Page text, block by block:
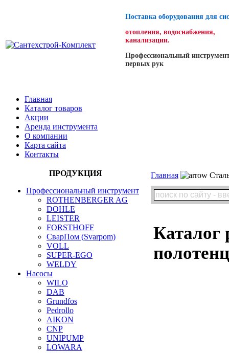
Поставка оборудования для
отопления, водоснабжения,
канализации.
Профессиональный
первых рук
Главная
Каталог товаров
Акции
Аренда инструмента
О компании
Карта сайта
Контакты
ПРОДУКЦИЯ
Профессиональный инструмент
ROTHENBERGER AG
DOHLE
LEISTER
FORSTHOFF
СварПом (Svarpom)
VOLL
SUPER-EGO
WELDY
Насосы
WILO
DAB
Grundfos
Pedrollo
AIKON
CNP
UNIPUMP
LOWARA
Главная
Каталог